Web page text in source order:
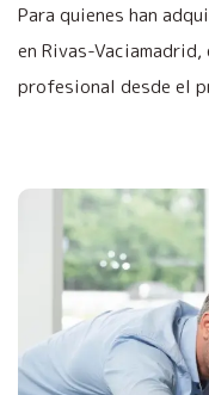
Para quienes han
en Rivas-
profesional desde el